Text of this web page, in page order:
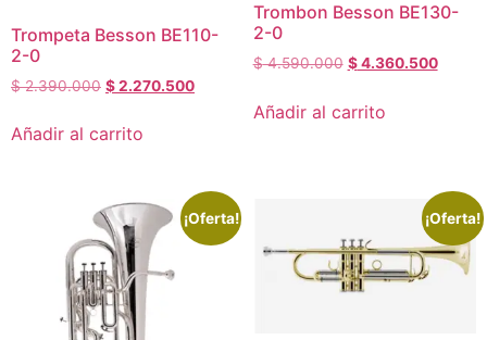
Trompeta Besson BE110-
2-0
$2.390.000 $2.270.500
Añadir al carrito
Trombon Besson BE130-
2-0
$4.590.000 $4.360.500
Añadir al carrito
¡Oferta! ¡Oferta!